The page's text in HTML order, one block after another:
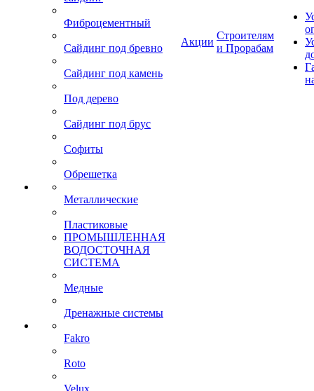
Фиброцементный
Сайдинг под бревно
Сайдинг под камень
Под дерево
Сайдинг под брус
Софиты
Обрешетка
Металлические
Пластиковые
ПРОМЫШЛЕННАЯ
ВОДОСТОЧНАЯ
СИСТЕМА
Медные
Дренажные системы
Fakro
Roto
Velux
Акции
Строителям
и Прорабам